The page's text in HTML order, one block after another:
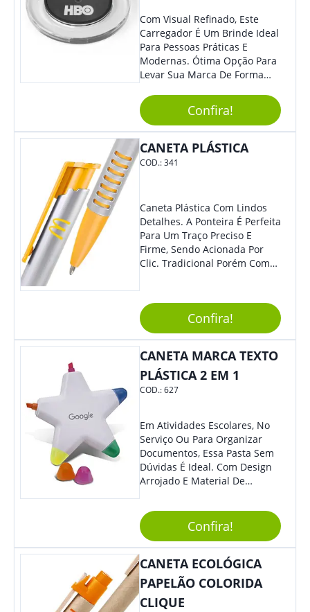
Com Visual Refinado, Este
Carregador É Um Brinde Ideal
Para Pessoas Práticas E
Modernas. Ótima Opção Para
Levar Sua Marca De Forma
Sua Empresa Em Eventos,
Reuniões Corporativas Ou Até
Mesmo Para Presentear
Colaboradores E Parceiros De
Sua Empresa.
Confira!
CANETA PLÁSTICA
COD.:341
Caneta Plástica Com Lindos
Detalhes. A Ponteira É Perfeita
Para Um Traço Preciso E
Firme, Sendo Acionada Por
Clic. Tradicional Porém Com
Confira!
CANETA MARCA TEXTO
PLÁSTICA 2 EM 1
COD.:627
Em Atividades Escolares, No
Serviço Ou Para Organizar
Documentos, Essa Pasta Sem
Dúvidas É Ideal. Com Design
Arrojado E Material De
Prático E Agradará Todos Os
Seus Clientes. Leve Sua Marca
À Eventos E Feiras
Corporativas Em Um Item
Moderno E Util.
Confira!
CANETA ECOLÓGICA
PAPELÃO COLORIDA
CLIQUE